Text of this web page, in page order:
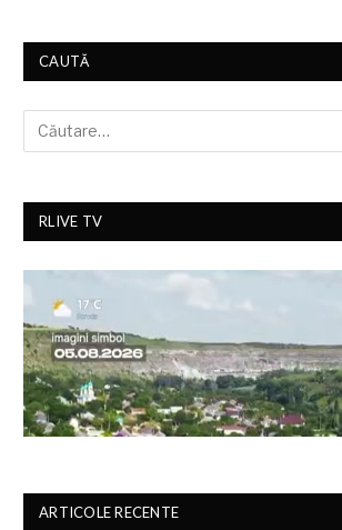
CAUTĂ
RLIVE TV
ARTICOLE RECENTE